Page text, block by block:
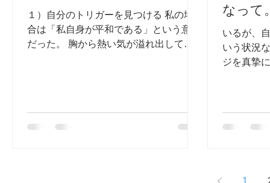
１）自分のトリガーを見つける 私の場
合は「私自身が平和である」という意識
だった。 胸から熱い気が溢れ出してく
ないということ。...
なって
いるが、
いう状況
ジを真摯
1